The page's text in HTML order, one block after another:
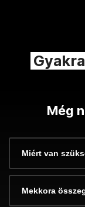
Még
Miért van
Mekkora